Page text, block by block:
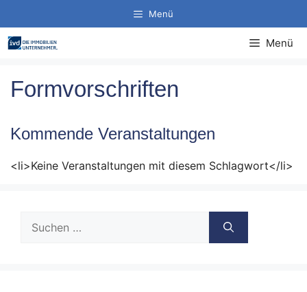
Inhalt
springen
Menü
Menü
Formvorschriften
Kommende Veranstaltungen
<li>Keine Veranstaltungen mit diesem Schlagwort</li>
nach: